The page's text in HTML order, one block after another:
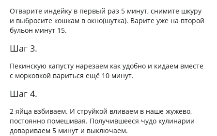
Отварите индейку в первый раз 5 минут, снимите шкуру
и выбросите кошкам в окно(шутка). Варите уже на второй
бульон минут 15.
Шаг 3.
Пекинскую капусту нарезаем как удобно и кидаем вместе
с морковкой вариться ещё 10 минут.
Шаг 4.
2 яйца взбиваем. И струйкой вливаем в наше жужево,
постоянно помешивая. Получившееся чудо кулинарии
довариваем 5 минут и выключаем.